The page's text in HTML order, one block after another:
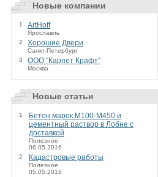
Новые компании
1 ArtHoff
Ярославль
2
Хорошие Двери
Санкт-Петербург
3
ООО "Карпет Крафт"
Москва
Новые статьи
1
Бетон марок М100-М450 и
цементный раствор в Лобне с
доставкой
Полезное
06.05.2016
2
Кадастровые работы
Полезное
05.05.2016